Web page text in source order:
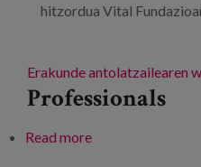
hitzordua Vital
Erakunde antolatzailearen
Professionals
Read moreabout